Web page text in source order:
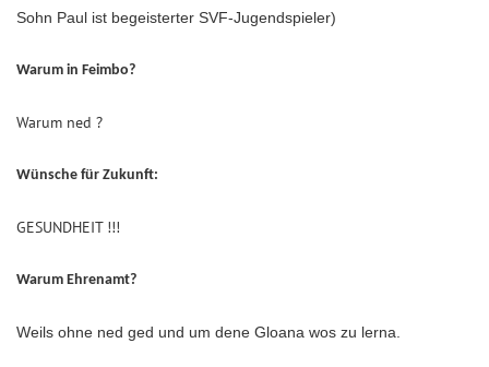
Sohn Paul ist begeisterter SVF-Jugendspieler)
Warum in Feimbo?
Warum ned ?
Wünsche für Zukunft:
GESUNDHEIT !!!
Warum Ehrenamt?
Weils ohne ned ged und um dene Gloana wos zu lerna.